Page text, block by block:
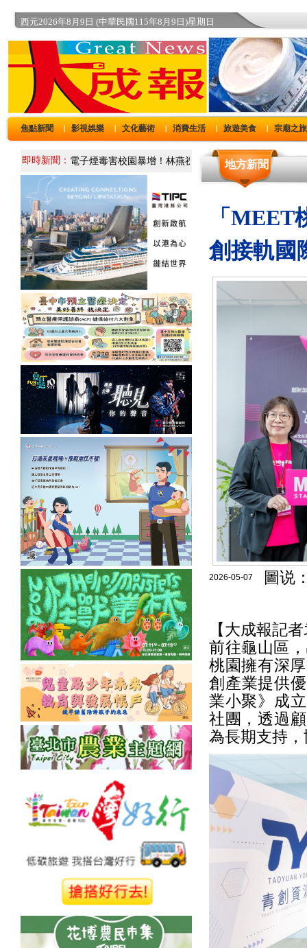
西元2026年8月9日 (中華民國115年8月9日)星期日
焦點新聞 影視娛樂 文化藝術 消費生活 旅遊美食 宗廟之旅
即時新聞： 地方新聞
「
創接軌國
2026-05-07 圖说
【大成報記
前往龜山區
桃園擁有深
創產業提供
業小聚》成
社團，透過
為長期支持